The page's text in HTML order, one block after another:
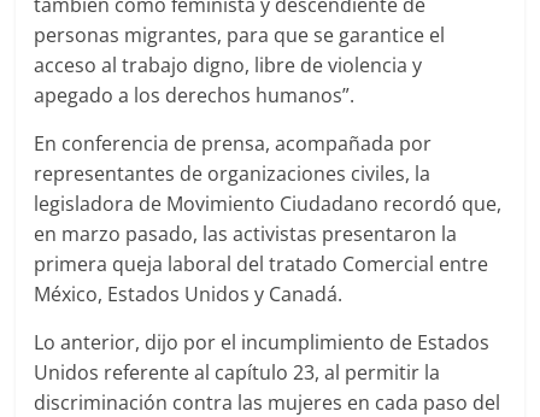
personas migrantes, para que se garantice el
acceso al trabajo digno, libre de violencia y
apegado a los derechos humanos”.
En conferencia de prensa, acompañada por
representantes de organizaciones civiles, la
legisladora de Movimiento Ciudadano recordó que,
en marzo pasado, las activistas presentaron la
primera queja laboral del tratado Comercial entre
México, Estados Unidos y Canadá.
Lo anterior, dijo por el incumplimiento de Estados
Unidos referente al capítulo 23, al permitir la
discriminación contra las mujeres en cada paso del